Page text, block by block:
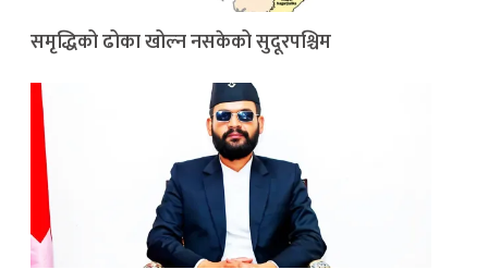
समृद्धिको ढोका खोल्न नसकेको सुदूरपश्चिम